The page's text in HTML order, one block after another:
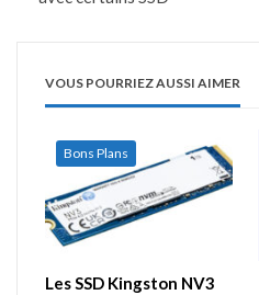
VOUS POURRIEZ AUSSI AIMER
Bons Plans
Les SSD Kingston NV3